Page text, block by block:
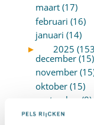
maart (17)
februari (16)
januari (14)
►
2025
december (15)
november
oktober (15)
september (8)
augustus (6)